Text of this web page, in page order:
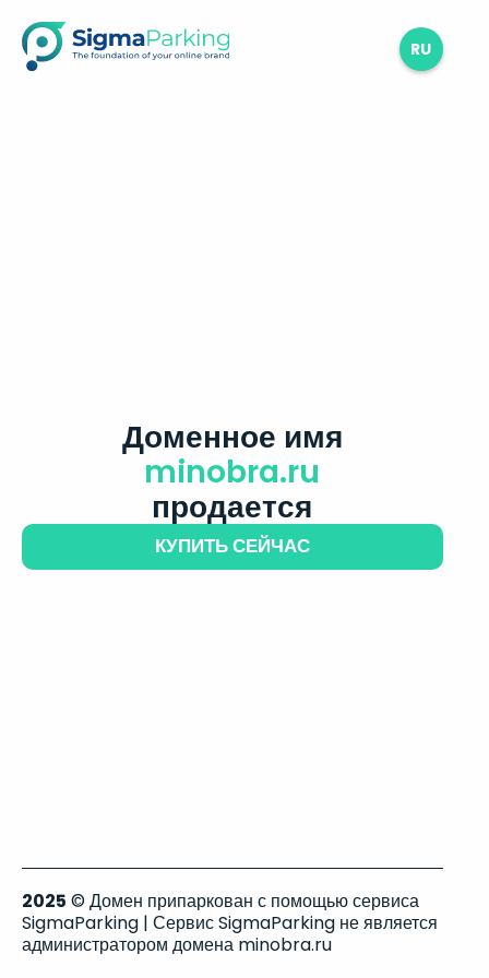
RU
Доменное имя
minobra.ru
продается
КУПИТЬ СЕЙЧАС
2025 © Домен припаркован с помощью сервиса
SigmaParking | Сервис SigmaParking не является
администратором домена minobra.ru